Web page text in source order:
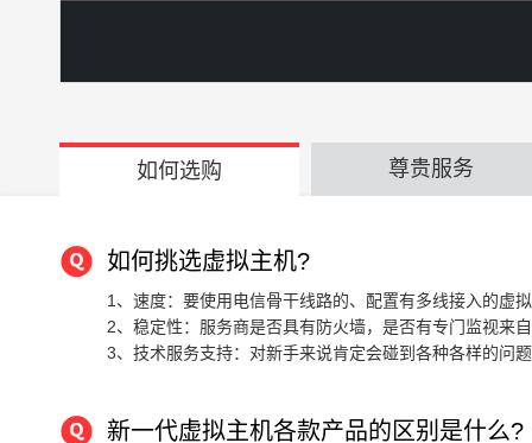
如何选购 尊贵服务
如何挑选虚拟主机?
1、速度：要使用电信骨干线路的、配置有多线接入的虚
2、稳定性：服务商是否具有防火墙，是否有专门监视来
3、技术服务支持：对新手来说肯定会碰到各种各样的问
新一代虚拟主机各款产品的区别是什么?